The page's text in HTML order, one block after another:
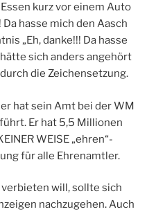
kurz vor einem Auto
Da hasse mich den Aasch
„Eh, danke!!! Da hasse
sich anders angehört
die Zeichensetzung.
hat sein Amt bei der WM
Er hat 5,5 Millionen
WEISE „ehren“-
für alle Ehrenamtler.
will, sollte sich
nachzugehen. Auch